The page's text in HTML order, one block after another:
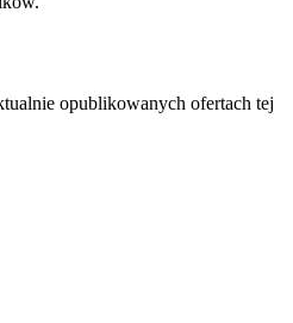
opublikowanych ofertach tej